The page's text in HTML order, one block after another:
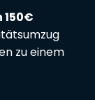
zu einem